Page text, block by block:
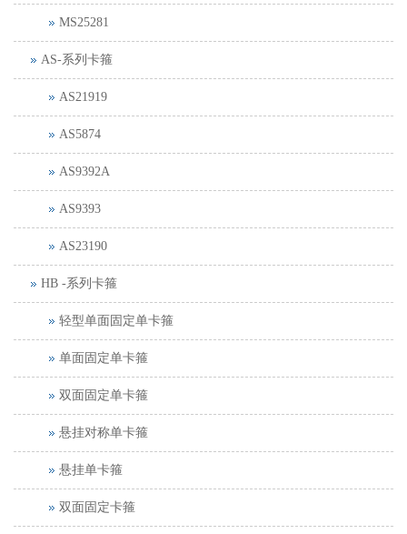
MS25281
AS-系列卡箍
AS21919
AS5874
AS9392A
AS9393
AS23190
HB -系列卡箍
轻型单面固定单卡箍
单面固定单卡箍
双面固定单卡箍
悬挂对称单卡箍
悬挂单卡箍
双面固定卡箍